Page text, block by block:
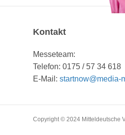
Kontakt
Messeteam:
Telefon: 0175 / 57 34 618
E-Mail:startnow@media-
Copyright © 2024 Mitteldeutsche